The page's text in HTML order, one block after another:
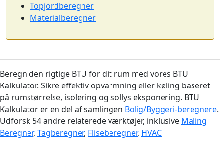
Topjordberegner
Materialberegner
Beregn den rigtige BTU for dit rum med vores BTU
Kalkulator. Sikre effektiv opvarmning eller køling baseret
på rumstørrelse, isolering og sollys eksponering. BTU
Kalkulator er en del af samlingen Bolig/Byggeri-beregnere.
Udforsk 54 andre relaterede værktøjer, inklusive Maling
Beregner, Tagberegner, Fliseberegner, HVAC